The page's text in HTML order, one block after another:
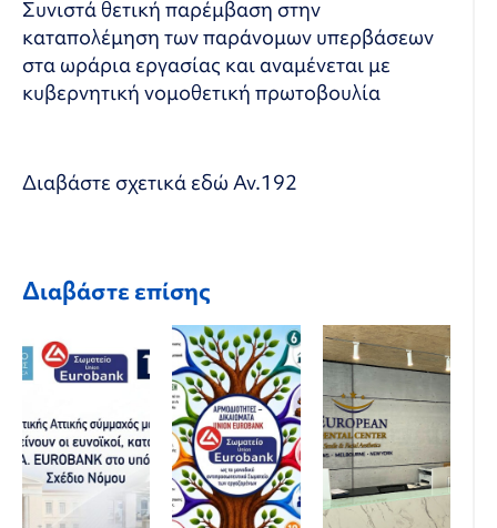
Συνιστά θετική παρέμβαση στην
καταπολέμηση των παράνομων υπερβάσεων
στα ωράρια εργασίας και αναμένεται με
κυβερνητική νομοθετική πρωτοβουλία
Διαβάστε σχετικά εδώ Αν.192
Διαβάστε επίσης